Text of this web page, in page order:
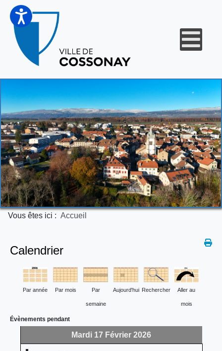
Vous êtes ici : Accueil
Calendrier
Par année Par mois Par
semaine
Aujourd'hui Rechercher Aller au
mois
Évènements pendant
Mardi 17 Février 2026